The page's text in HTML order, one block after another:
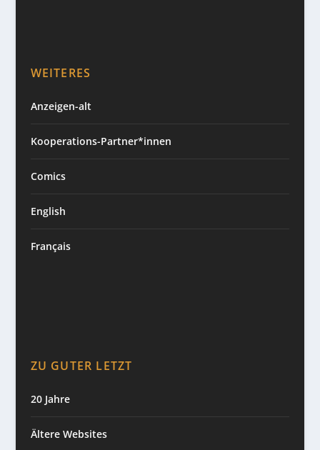
WEITERES
Anzeigen-alt
Kooperations-Partner*innen
Comics
English
Français
ZU GUTER LETZT
20 Jahre
Ältere Websites